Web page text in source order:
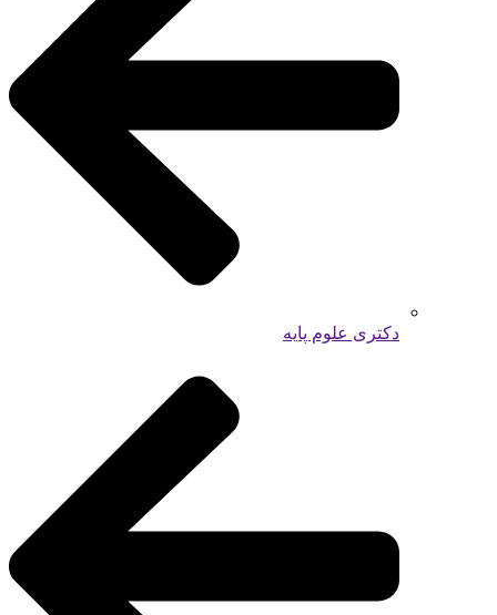
دکتری علوم پایه